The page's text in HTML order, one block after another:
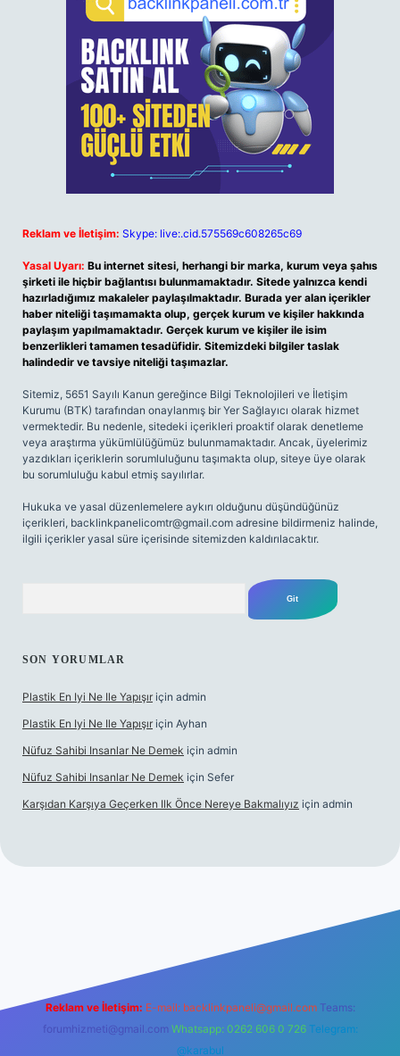
Reklam ve İletişim: Skype: live:.cid.575569c608265c69
Yasal Uyarı: Bu internet sitesi, herhangi bir marka, kurum veya şahıs
şirketi ile hiçbir bağlantısı bulunmamaktadır. Sitede yalnızca kendi
hazırladığımız makaleler paylaşılmaktadır. Burada yer alan içerikler
haber niteliği taşımamakta olup, gerçek kurum ve kişiler hakkında
paylaşım yapılmamaktadır. Gerçek kurum ve kişiler ile isim
benzerlikleri tamamen tesadüfidir. Sitemizdeki bilgiler taslak
halindedir ve tavsiye niteliği taşımazlar.
Sitemiz, 5651 Sayılı Kanun gereğince Bilgi Teknolojileri ve İletişim
Kurumu (BTK) tarafından onaylanmış bir Yer Sağlayıcı olarak hizmet
vermektedir. Bu nedenle, sitedeki içerikleri proaktif olarak denetleme
veya araştırma yükümlülüğümüz bulunmamaktadır. Ancak, üyelerimiz
yazdıkları içeriklerin sorumluluğunu taşımakta olup, siteye üye olarak
bu sorumluluğu kabul etmiş sayılırlar.
Hukuka ve yasal düzenlemelere aykırı olduğunu düşündüğünüz
içerikleri, backlinkpanelicomtr@gmail.com adresine bildirmeniz halinde,
ilgili içerikler yasal süre içerisinde sitemizden kaldırılacaktır.
SON YORUMLAR
Plastik En Iyi Ne Ile Yapışır için admin
Plastik En Iyi Ne Ile Yapışır için Ayhan
Nüfuz Sahibi Insanlar Ne Demek için admin
Nüfuz Sahibi Insanlar Ne Demek için Sefer
Karşıdan Karşıya Geçerken Ilk Önce Nereye Bakmalıyız için admin
Reklam ve İletişim: E-mail: backlinkpaneli@gmail.com Teams:
forumhizmeti@gmail.com Whatsapp: 0262 606 0 726 Telegram:
@karabul